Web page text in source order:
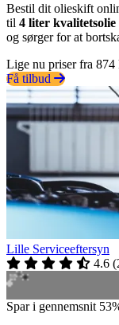
Bestil dit olieskift
til 4 liter kvalitetsolie
og sørger for at
Lige nu priser fra 874
Få tilbud
Lille Serviceeftersyn
4.6 (
Spar i gennemsnit